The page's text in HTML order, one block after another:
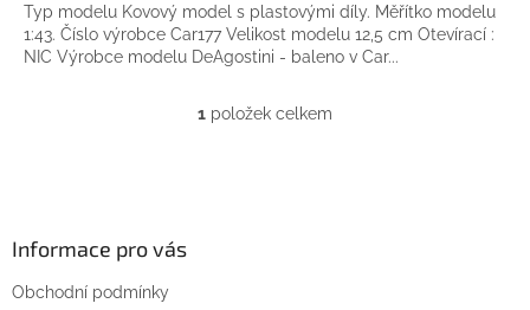
Typ modelu Kovový model s plastovými díly. Měřítko modelu
1:43. Číslo výrobce Car177 Velikost modelu 12,5 cm Otevírací :
NIC Výrobce modelu DeAgostini - baleno v Car...
O
1 položek celkem
Informace pro vás
Obchodní podmínky